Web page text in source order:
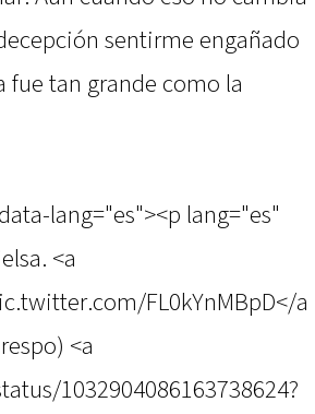
sentirme engañado
fue tan grande como la
lang="es"><p lang="es"
<a
FL0kYnMBpD</a
<a
1032904086163738624?